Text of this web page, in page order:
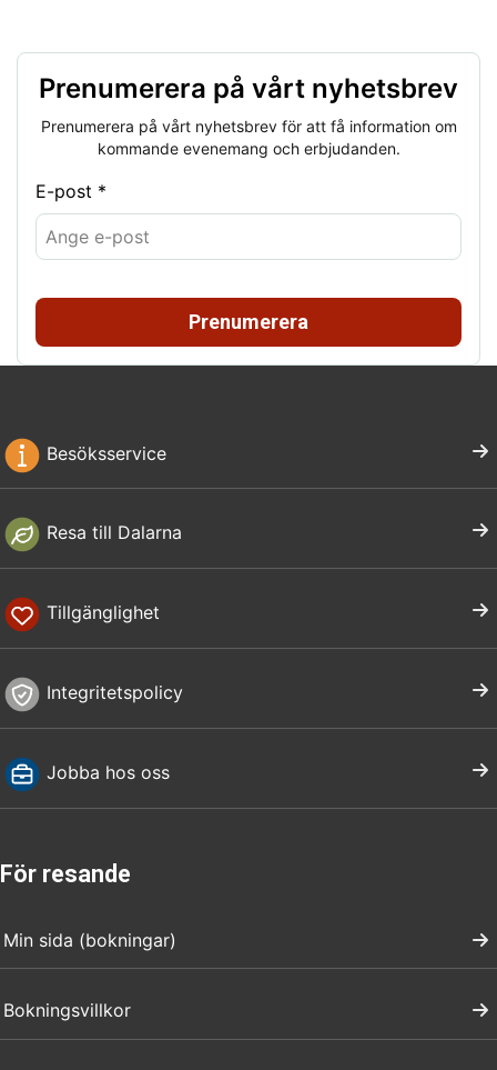
Prenumerera på vårt nyhetsbrev
Prenumerera på vårt nyhetsbrev för att få information om
kommande evenemang och erbjudanden.
E-post *
Prenumerera
Besöksservice
Resa till Dalarna
Tillgänglighet
Integritetspolicy
Jobba hos oss
För resande
Min sida (bokningar)
Bokningsvillkor